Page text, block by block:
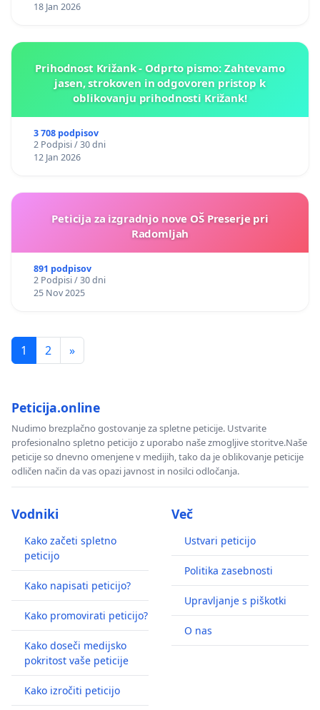
18 Jan 2026
Prihodnost Križank - Odprto pismo: Zahtevamo
jasen, strokoven in odgovoren pristop k
oblikovanju prihodnosti Križank!
3 708 podpisov
2 Podpisi / 30 dni
12 Jan 2026
Peticija za izgradnjo nove OŠ Preserje pri
Radomljah
891 podpisov
2 Podpisi / 30 dni
25 Nov 2025
1 2 »
Peticija.online
Nudimo brezplačno gostovanje za spletne peticije. Ustvarite
profesionalno spletno peticijo z uporabo naše zmogljive storitve.Naše
peticije so dnevno omenjene v medijih, tako da je oblikovanje peticije
odličen način da vas opazi javnost in nosilci odločanja.
Vodniki
Kako začeti spletno
peticijo
Kako napisati peticijo?
Kako promovirati peticijo?
Kako doseči medijsko
pokritost vaše peticije
Kako izročiti peticijo
Več
Ustvari peticijo
Politika zasebnosti
Upravljanje s piškotki
O nas